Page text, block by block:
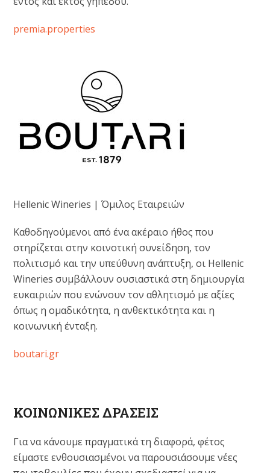
premia.properties
Hellenic Wineries | Όμιλος Εταιρειών
Καθοδηγούμενοι από ένα ακέραιο ήθος που
στηρίζεται στην κοινοτική συνείδηση, τον
πολιτισμό και την υπεύθυνη ανάπτυξη, οι Hellenic
Wineries συμβάλλουν ουσιαστικά στη δημιουργία
ευκαιριών που ενώνουν τον αθλητισμό με αξίες
όπως η ομαδικότητα, η ανθεκτικότητα και η
κοινωνική ένταξη.
boutari.gr
ΚΟΙΝΩΝΙΚΕΣ ΔΡΑΣΕΙΣ
Για να κάνουμε πραγματικά τη διαφορά, φέτος
είμαστε ενθουσιασμένοι να παρουσιάσουμε νέες